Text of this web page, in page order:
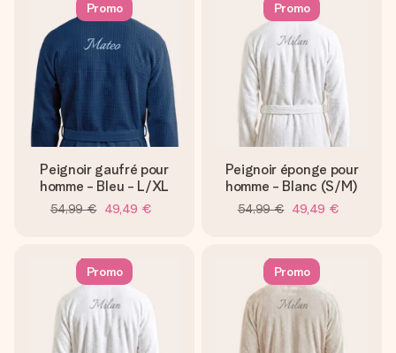
Promo
Peignoir gaufré pour
homme - Bleu - L/XL
54,99 € 49,49 €
Promo
Peignoir éponge pour
homme - Blanc (S/M)
54,99 € 49,49 €
Promo Promo